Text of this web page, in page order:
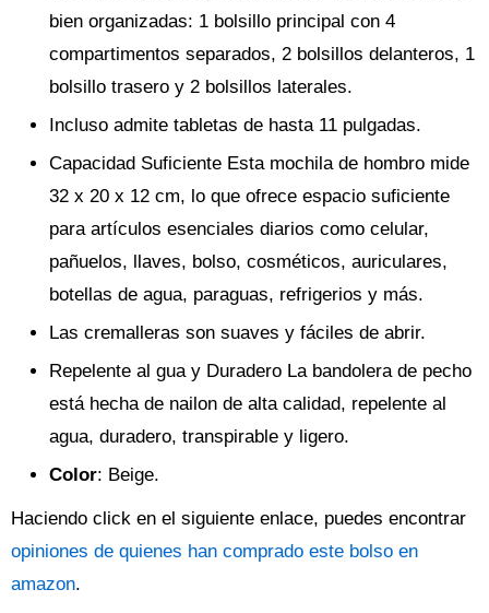
bien organizadas: 1 bolsillo principal con 4
compartimentos separados, 2 bolsillos delanteros, 1
bolsillo trasero y 2 bolsillos laterales.
Incluso admite tabletas de hasta 11 pulgadas.
Capacidad Suficiente Esta mochila de hombro mide
32 x 20 x 12 cm, lo que ofrece espacio suficiente
para artículos esenciales diarios como celular,
pañuelos, llaves, bolso, cosméticos, auriculares,
botellas de agua, paraguas, refrigerios y más.
Las cremalleras son suaves y fáciles de abrir.
Repelente al gua y Duradero La bandolera de pecho
está hecha de nailon de alta calidad, repelente al
agua, duradero, transpirable y ligero.
Color: Beige.
Haciendo click en el siguiente enlace, puedes encontrar
opiniones de quienes han comprado este bolso en
amazon.